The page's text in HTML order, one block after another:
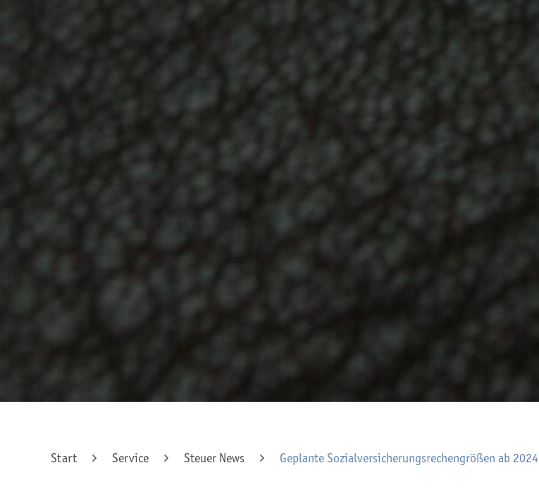
Start Service Steuer News Geplante Sozialversicherungsrechengrößen ab 2024